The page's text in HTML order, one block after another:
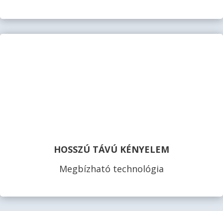
HOSSZÚ TÁVÚ KÉNYELEM
Megbízható technológia